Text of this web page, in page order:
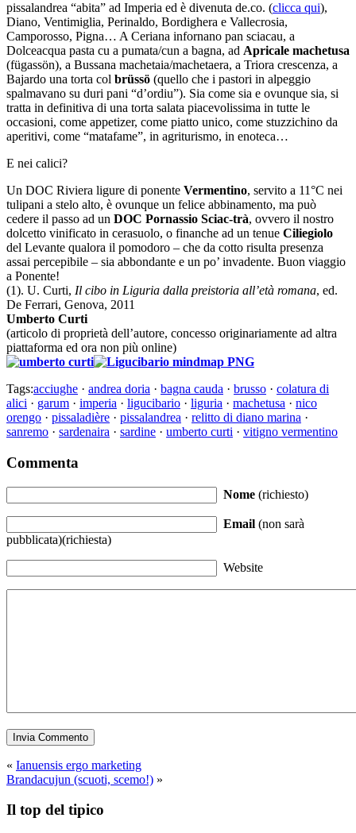
pissalandrea “abita” ad Imperia ed è divenuta de.co. (clicca qui),
Diano, Ventimiglia, Perinaldo, Bordighera e Vallecrosia,
Camporosso, Pigna… A Ceriana infornano pan sciacau, a
Dolceacqua pasta cu a pumata/cun a bagna, ad Apricale machetusa
(fügassön), a Bussana machetaia/machetaera, a Triora crescenza, a
Bajardo una torta col brüssö (quello che i pastori in alpeggio
spalmavano su duri pani “d’ordiu”). Sia come sia e ovunque sia, si
tratta in definitiva di una torta salata piacevolissima in tutte le
occasioni, come appetizer, come piatto unico, come stuzzichino da
aperitivi, come “matafame”, in agriturismo, in enoteca…
E nei calici?
Un DOC Riviera ligure di ponente Vermentino, servito a 11°C nei
tulipani a stelo alto, è ovunque un felice abbinamento, ma può
cedere il passo ad un DOC Pornassio Sciac-trà, ovvero il nostro
dolcetto vinificato in cerasuolo, o finanche ad un tenue Ciliegiolo
del Levante qualora il pomodoro – che da cotto risulta presenza
assai percepibile – sia abbondante e un po’ invadente. Buon viaggio
a Ponente!
(1). U. Curti, Il cibo in Liguria dalla preistoria all’età romana, ed.
De Ferrari, Genova, 2011
Umberto Curti
(articolo di proprietà dell’autore, concesso originariamente ad altra
piattaforma ed ora non più online)
Tags:acciughe · andrea doria · bagna cauda · brusso · colatura di
alici · garum · imperia · ligucibario · liguria · machetusa · nico
orengo · pissaladière · pissalandrea · relitto di diano marina ·
sanremo · sardenaira · sardine · umberto curti · vitigno vermentino
Commenta
Nome (richiesto)
Email (non sarà
pubblicata)(richiesta)
Website
« Ianuensis ergo marketing
Brandacujun (scuoti, scemo!) »
Il top del tipico